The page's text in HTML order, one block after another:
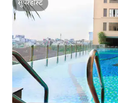
सुपरहोस्ट
सुपरहोस्ट